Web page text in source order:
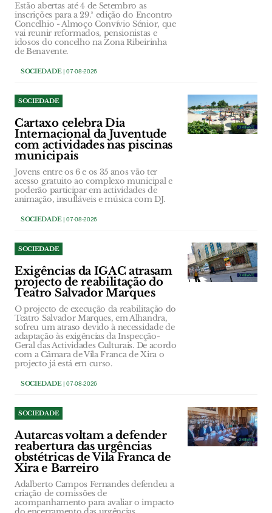
Estão abertas até 4 de Setembro as
inscrições para a 29.ª edição do Encontro
Concelhio - Almoço Convívio Sénior, que
vai reunir reformados, pensionistas e
idosos do concelho na Zona Ribeirinha
de Benavente.
SOCIEDADE| 07-08-2026
SOCIEDADE
Cartaxo celebra Dia
Internacional da Juventude
com actividades nas piscinas
municipais
Jovens entre os 6 e os 35 anos vão ter
acesso gratuito ao complexo municipal e
poderão participar em actividades de
animação, insufláveis e música com DJ.
SOCIEDADE| 07-08-2026
SOCIEDADE
Exigências da IGAC atrasam
projecto de reabilitação do
Teatro Salvador Marques
O projecto de execução da reabilitação do
Teatro Salvador Marques, em Alhandra,
sofreu um atraso devido à necessidade de
adaptação às exigências da Inspecção-
Geral das Actividades Culturais. De acordo
com a Câmara de Vila Franca de Xira o
projecto já está em curso.
SOCIEDADE| 07-08-2026
SOCIEDADE
Autarcas voltam a defender
reabertura das urgências
obstétricas de Vila Franca de
Xira e Barreiro
Adalberto Campos Fernandes defendeu a
criação de comissões de
acompanhamento para avaliar o impacto